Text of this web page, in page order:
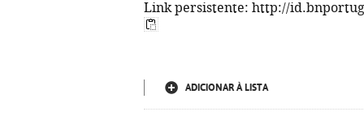
Link persistente: http://
ADICIONAR À LISTA